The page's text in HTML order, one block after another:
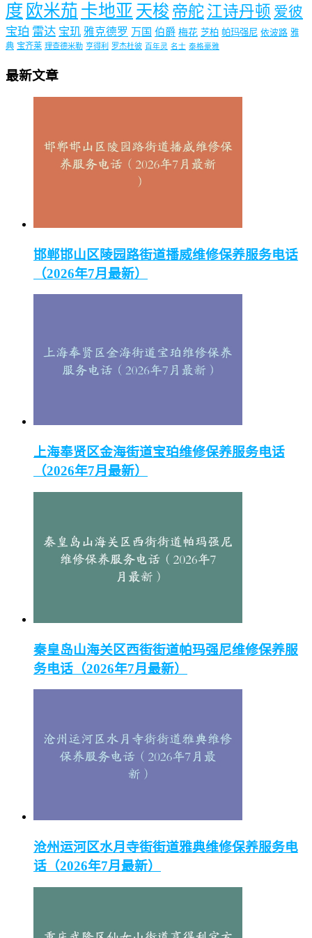
度 欧米茄 卡地亚 天梭 帝舵 江诗丹顿 爱彼
宝珀 雷达 宝玑 雅克德罗 万国 伯爵 梅花 芝柏 帕玛强尼 依波路 雅
典 宝齐莱 理查德米勒 亨得利 罗杰杜彼 百年灵 名士 泰格豪雅
最新文章
邯郸邯山区陵园路街道播威维修保养服务电话
（2026年7月最新）
上海奉贤区金海街道宝珀维修保养服务电话
（2026年7月最新）
秦皇岛山海关区西街街道帕玛强尼维修保养服
务电话（2026年7月最新）
沧州运河区水月寺街街道雅典维修保养服务电
话（2026年7月最新）